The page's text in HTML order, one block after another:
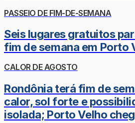
PASSEIO DE FIM-DE-SEMANA
Seis lugares gratuitos
fim de semana em Porto
CALOR DE AGOSTO
Rondônia terá fim de
calor, sol forte e
isolada; Porto Velho